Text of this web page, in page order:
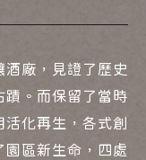
廠，見證了歷史
蹟。而保留了當時
化再生，各式創
區新生命，四處